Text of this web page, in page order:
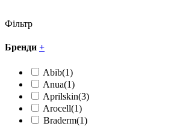
Фільтр
Бренди +
Abib(1)
Anua(1)
Aprilskin(3)
Arocell(1)
Braderm(1)